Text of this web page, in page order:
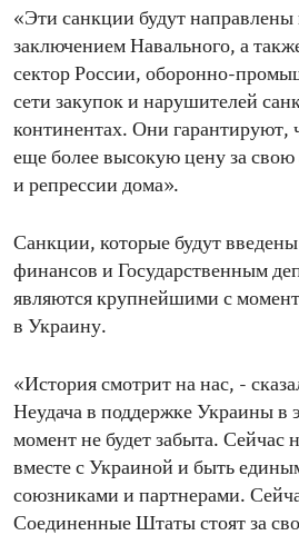
«Эти санкции будут
заключением Навального, а
сектор России, оборонно-
сети закупок и нарушителей
континентах. Они гарантируют,
еще более высокую цену за свою
и репрессии дома».
Санкции, которые будут
финансов и Государственным
являются крупнейшими с
в Украину.
«История смотрит на нас, -
Неудача в поддержке Украины в
момент не будет забыта. Сейчас
вместе с Украиной и быть
союзниками и партнерами.
Соединенные Штаты стоят за